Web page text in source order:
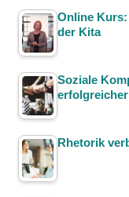
Online
der Kita
Soziale
Rhetorik